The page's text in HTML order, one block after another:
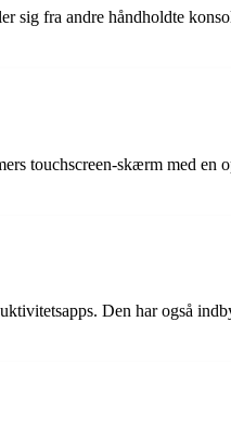
sig fra andre håndholdte
touchscreen-skærm med en
Den har også